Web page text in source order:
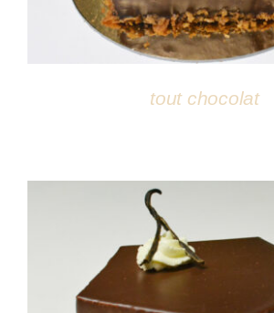
tout chocolat